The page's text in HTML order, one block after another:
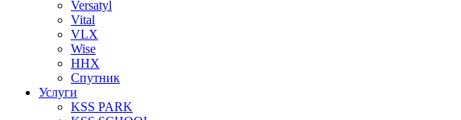
Versatyl
Vital
VLX
Wise
ННХ
Спутник
Услуги
KSS PARK